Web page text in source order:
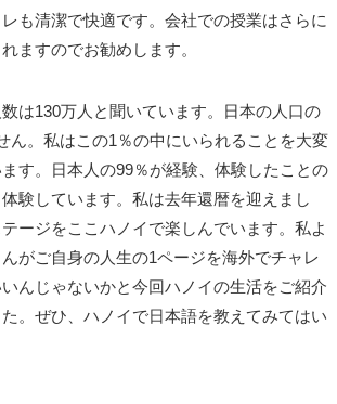
も清潔で快適です。会社での授業はさらに
ますのでお勧めします。
は130万人と聞いています。日本の人口の
ん。私はこの1％の中にいられることを大変
す。日本人の99％が経験、体験したことの
験しています。私は去年還暦を迎えまし
ージをここハノイで楽しんでいます。私よ
がご自身の人生の1ページを海外でチャレ
んじゃないかと今回ハノイの生活をご紹介
。ぜひ、ハノイで日本語を教えてみてはい